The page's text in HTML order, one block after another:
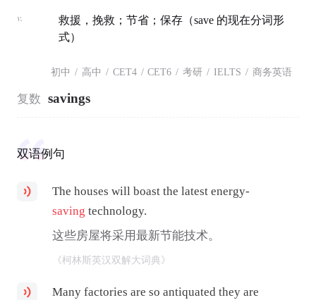
v.
救援，挽救；节省；保存（save 的现在分词形
式）
初中 / 高中 / CET4 / CET6 / 考研 / IELTS / 商务英语
复数 savings
双语例句
The houses will boast the latest energy-
saving technology.
这些房屋将采用最新节能技术。
《柯林斯英汉双解大词典》
Many factories are so antiquated they are